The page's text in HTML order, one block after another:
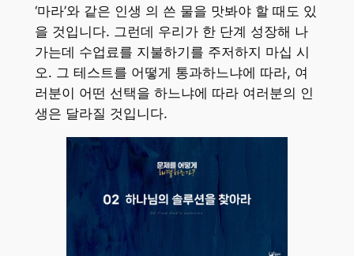
‘마라’와 같은 인생 의 쓴 물을 맛봐야 할 때도 있
을 것입니다. 그런데 우리가 한 단계 성장해 나
가는데 수업료를 지불하기를 주저하지 마십 시
오. 그 테스트를 어떻게 통과하느냐에 따라, 여
러분이 어떤 선택을 하느냐에 따라 여러분의 인
생은 달라질 것입니다.